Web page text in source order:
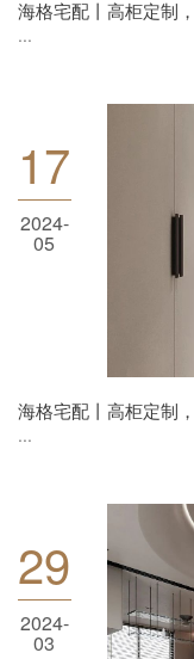
海格宅配丨高柜定制
...
17
2024-
05 海
海格宅配丨高柜定制
...
29
2024-
03
海格